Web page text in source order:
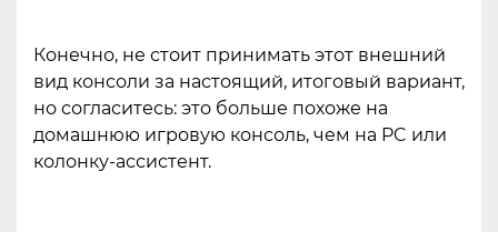
Конечно, не стоит принимать этот внешний
вид консоли за настоящий, итоговый вариант,
но согласитесь: это больше похоже на
домашнюю игровую консоль, чем на PC или
колонку-ассистент.